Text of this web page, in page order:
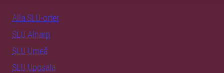
Alla SLU-orter
SLU Alnarp
SLU Umeå
SLU Uppsala